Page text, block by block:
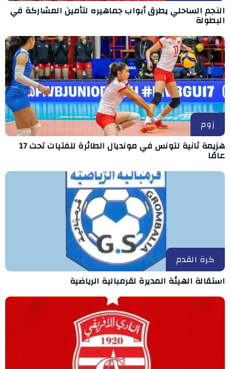
النجم الساحلي يطرق أبواب جماهيره لتأمين المشاركة في
البطولة
زوم
هزيمة ثانية لتونس في مونديال الطائرة للفتيات تحت 17
عامًا
كرة القدم
استقالة الهيئة المديرة لقرمبالية الرياضية